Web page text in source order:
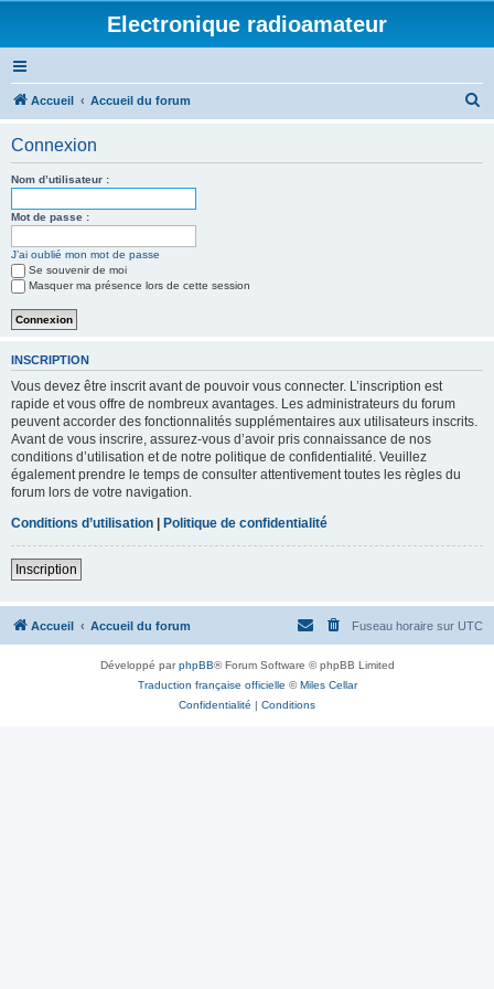
Electronique radioamateur
Accueil Accueil du forum
Connexion
Nom d’utilisateur :
Mot de passe :
J’ai oublié mon mot de passe
Se souvenir de moi
Masquer ma présence lors de cette session
INSCRIPTION
Vous devez être inscrit avant de pouvoir vous connecter. L’inscription est
rapide et vous offre de nombreux avantages. Les administrateurs du forum
peuvent accorder des fonctionnalités supplémentaires aux utilisateurs inscrits.
Avant de vous inscrire, assurez-vous d’avoir pris connaissance de nos
conditions d’utilisation et de notre politique de confidentialité. Veuillez
également prendre le temps de consulter attentivement toutes les règles du
forum lors de votre navigation.
Conditions d’utilisation | Politique de confidentialité
Inscription
Accueil Accueil du forum Fuseau horaire sur UTC
Développé parphpBB® Forum Software © phpBB Limited
Traduction française officielle ©Miles Cellar
Confidentialité | Conditions